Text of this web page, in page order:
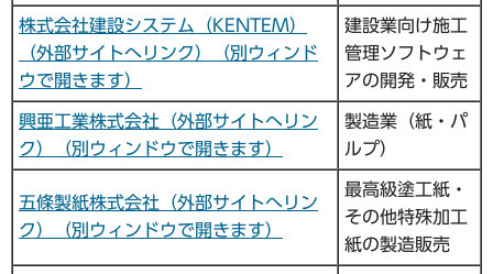
株式会社建設システム（KENTEM）
（外部サイトへリンク）（別ウィンド
ウで開きます）
建設業向け施工
管理ソフトウェ
アの開発・販売
興亜工業株式会社（外部サイトへリン
ク）（別ウィンドウで開きます）
製造業（紙・パ
ルプ）
五條製紙株式会社（外部サイトへリン
ク）（別ウィンドウで開きます）
最高級塗工紙・
その他特殊加工
紙の製造販売